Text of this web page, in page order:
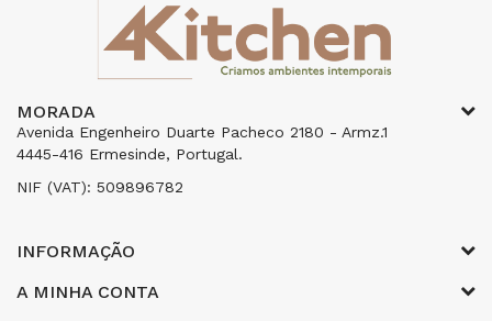
MORADA
Avenida Engenheiro Duarte Pacheco 2180 - Armz.1
4445-416 Ermesinde, Portugal.
NIF (VAT): 509896782
INFORMAÇÃO
A MINHA CONTA